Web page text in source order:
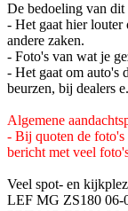
De bedoeling van
- Het gaat hier louter
andere zaken.
- Foto's van wat je
- Het gaat om auto's
beurzen, bij dealers
Algemene
- Bij quoten de
bericht met veel
Veel spot- en
LEF MG ZS180 06-